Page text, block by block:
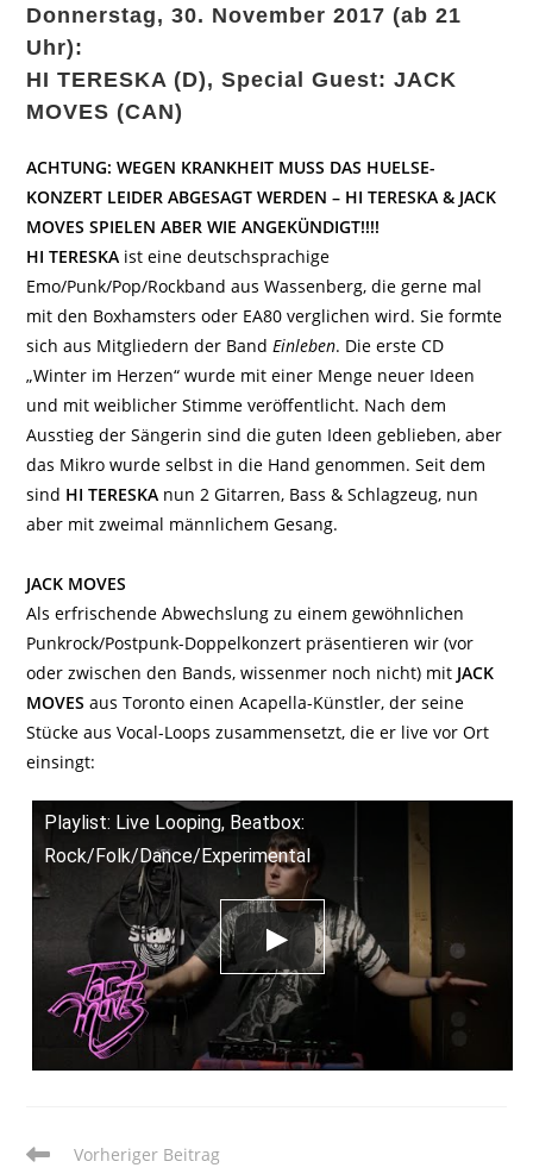
Donnerstag, 30. November 2017 (ab 21
Uhr):
HI TERESKA (D), Special Guest: JACK
MOVES (CAN)
ACHTUNG: WEGEN KRANKHEIT MUSS DAS HUELSE-
KONZERT LEIDER ABGESAGT WERDEN – HI TERESKA & JACK
MOVES SPIELEN ABER WIE ANGEKÜNDIGT!!!!
HI TERESKA ist eine deutschsprachige
Emo/Punk/Pop/Rockband aus Wassenberg, die gerne mal
mit den Boxhamsters oder EA80 verglichen wird. Sie formte
sich aus Mitgliedern der BandEinleben. Die erste CD
„Winter im Herzen“ wurde mit einer Menge neuer Ideen
und mit weiblicher Stimme veröffentlicht. Nach dem
Ausstieg der Sängerin sind die guten Ideen geblieben, aber
das Mikro wurde selbst in die Hand genommen. Seit dem
sind HI TERESKA nun 2 Gitarren, Bass & Schlagzeug, nun
aber mit zweimal männlichem Gesang.
JACK MOVES
Als erfrischende Abwechslung zu einem gewöhnlichen
Punkrock/Postpunk-Doppelkonzert präsentieren wir (vor
oder zwischen den Bands, wissenmer noch nicht) mit JACK
MOVES aus Toronto einen Acapella-Künstler, der seine
Stücke aus Vocal-Loops zusammensetzt, die er live vor Ort
einsingt:
Playlist: Live Looping, Beatbox:
Rock/Folk/Dance/Experimental
WeitereVorheriger Beitrag